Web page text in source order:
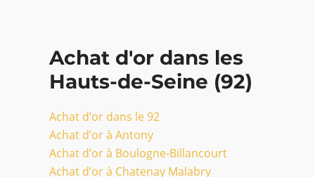
Achat d'or dans les
Hauts-de-Seine (92)
Achat d’or dans le 92
Achat d’or à Antony
Achat d’or à Boulogne-Billancourt
Achat d’or à Chatenay Malabry